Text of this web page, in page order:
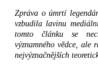
Zpráva o úmrtí
vzbudila lavinu
tomto článku se
významného vědce, ale
nejvýznačnějších